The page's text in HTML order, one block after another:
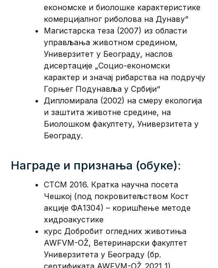
економске и биолошке карактеристике
комерцијалног риболова на Дунаву“
Магистарска теза (2007) из области
управљања животном средином,
Универзитет у Београду, наслов
дисертације „Социо-економски
карактер и значај рибарства на подручју
Горњег Подунавља у Србији“
Дипломирала (2002) на смеру екологија
и заштита животне средине, на
Биолошком факултету, Универзитета у
Београду.
Награде и признања (обуке):
СТСМ 2016. Кратка научна посета
Чешкој (под покровитељством Кост
акције ФА1304) – коришћење методе
хидроакустике
курс Добробит огледних животиња
AWFVM-OŽ, Ветеринарски факултет
Универзитета у Београду (бр.
сертификата AWFVM-OŽ_2021_1)